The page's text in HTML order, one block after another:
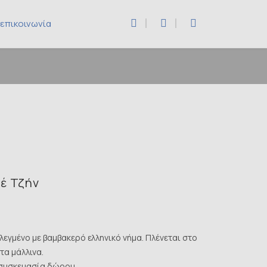
επικοινωνία
Τζήν
με βαμβακερό ελληνικό νήμα. Πλένεται στο
μάλλινα.